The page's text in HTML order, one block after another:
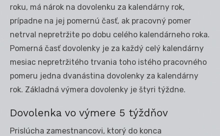
roku, má nárok na dovolenku za kalendárny rok,
prípadne na jej pomernú časť, ak pracovný pomer
netrval nepretržite po dobu celého kalendárneho roka.
Pomerná časť dovolenky je za každý celý kalendárny
mesiac nepretržitého trvania toho istého pracovného
pomeru jedna dvanástina dovolenky za kalendárny
rok. Základná výmera dovolenky je štyri týždne.
Dovolenka vo výmere 5 týždňov
Prislúcha zamestnancovi, ktorý do konca